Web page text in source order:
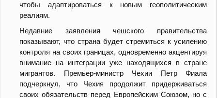
чтобы адаптироваться к новым геополитическим
реалиям.
Недавние заявления чешского правительства
показывают, что страна будет стремиться к усилению
контроля на своих границах, одновременно акцентируя
внимание на интеграции уже находящихся в стране
мигрантов. Премьер-министр Чехии Петр Фиала
подчеркнул, что Чехия продолжит придерживаться
своих обязательств перед Европейским Союзом, но с